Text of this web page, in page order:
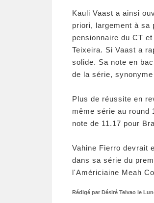
Kauli Vaast a ainsi
priori, largement à sa
pensionnaire du CT
Teixeira. Si Vaast a
solide. Sa note en
de la série,
Plus de réussite en
même série au round
note de 11.17 pour
Vahine Fierro devrait
dans sa série du
l'Américiaine Meah
Rédigé par Désiré Teivao le